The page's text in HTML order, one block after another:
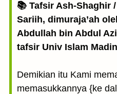
📚 Tafsir Ash-Shaghir
Sariih, dimuraja’ah
Abdullah bin Abdul
tafsir Univ Islam
Demikian itu Kami
memasukkannya {ke